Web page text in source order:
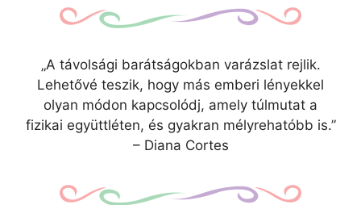
„A távolsági barátságokban varázslat rejlik.
Lehetővé teszik, hogy más emberi lényekkel
olyan módon kapcsolódj, amely túlmutat a
fizikai együttléten, és gyakran mélyrehatóbb is.”
– Diana Cortes